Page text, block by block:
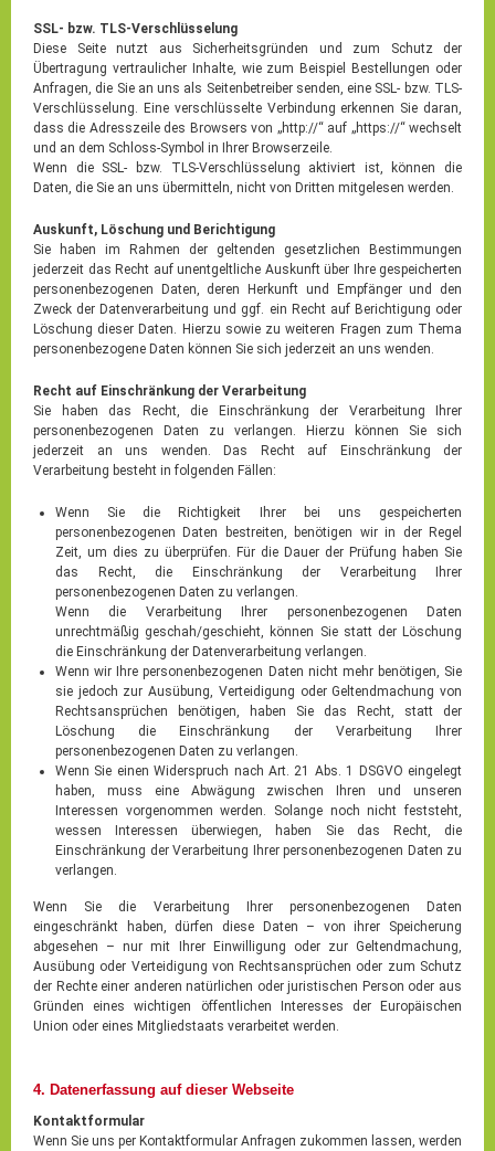
SSL- bzw. TLS-Verschlüsselung
Diese Seite nutzt aus Sicherheitsgründen und zum Schutz der
Übertragung vertraulicher Inhalte, wie zum Beispiel Bestellungen oder
Anfragen, die Sie an uns als Seitenbetreiber senden, eine SSL- bzw. TLS-
Verschlüsselung. Eine verschlüsselte Verbindung erkennen Sie daran,
dass die Adresszeile des Browsers von „http://“ auf „https://“ wechselt
und an dem Schloss-Symbol in Ihrer Browserzeile.
Wenn die SSL- bzw. TLS-Verschlüsselung aktiviert ist, können die
Daten, die Sie an uns übermitteln, nicht von Dritten mitgelesen werden.
Auskunft, Löschung und Berichtigung
Sie haben im Rahmen der geltenden gesetzlichen Bestimmungen
jederzeit das Recht auf unentgeltliche Auskunft über Ihre gespeicherten
personenbezogenen Daten, deren Herkunft und Empfänger und den
Zweck der Datenverarbeitung und ggf. ein Recht auf Berichtigung oder
Löschung dieser Daten. Hierzu sowie zu weiteren Fragen zum Thema
personenbezogene Daten können Sie sich jederzeit an uns wenden.
Recht auf Einschränkung der Verarbeitung
Sie haben das Recht, die Einschränkung der Verarbeitung Ihrer
personenbezogenen Daten zu verlangen. Hierzu können Sie sich
jederzeit an uns wenden. Das Recht auf Einschränkung der
Verarbeitung besteht in folgenden Fällen:
Wenn Sie die Richtigkeit Ihrer bei uns gespeicherten
personenbezogenen Daten bestreiten, benötigen wir in der Regel
Zeit, um dies zu überprüfen. Für die Dauer der Prüfung haben Sie
das Recht, die Einschränkung der Verarbeitung Ihrer
personenbezogenen Daten zu verlangen.
Wenn die Verarbeitung Ihrer personenbezogenen Daten
unrechtmäßig geschah/geschieht, können Sie statt der Löschung
die Einschränkung der Datenverarbeitung verlangen.
Wenn wir Ihre personenbezogenen Daten nicht mehr benötigen, Sie
sie jedoch zur Ausübung, Verteidigung oder Geltendmachung von
Rechtsansprüchen benötigen, haben Sie das Recht, statt der
Löschung die Einschränkung der Verarbeitung Ihrer
personenbezogenen Daten zu verlangen.
Wenn Sie einen Widerspruch nach Art. 21 Abs. 1 DSGVO eingelegt
haben, muss eine Abwägung zwischen Ihren und unseren
Interessen vorgenommen werden. Solange noch nicht feststeht,
wessen Interessen überwiegen, haben Sie das Recht, die
Einschränkung der Verarbeitung Ihrer personenbezogenen Daten zu
verlangen.
Wenn Sie die Verarbeitung Ihrer personenbezogenen Daten
eingeschränkt haben, dürfen diese Daten – von ihrer Speicherung
abgesehen – nur mit Ihrer Einwilligung oder zur Geltendmachung,
Ausübung oder Verteidigung von Rechtsansprüchen oder zum Schutz
der Rechte einer anderen natürlichen oder juristischen Person oder aus
Gründen eines wichtigen öffentlichen Interesses der Europäischen
Union oder eines Mitgliedstaats verarbeitet werden.
4. Datenerfassung auf dieser Webseite
Kontaktformular
Wenn Sie uns per Kontaktformular Anfragen zukommen lassen, werden